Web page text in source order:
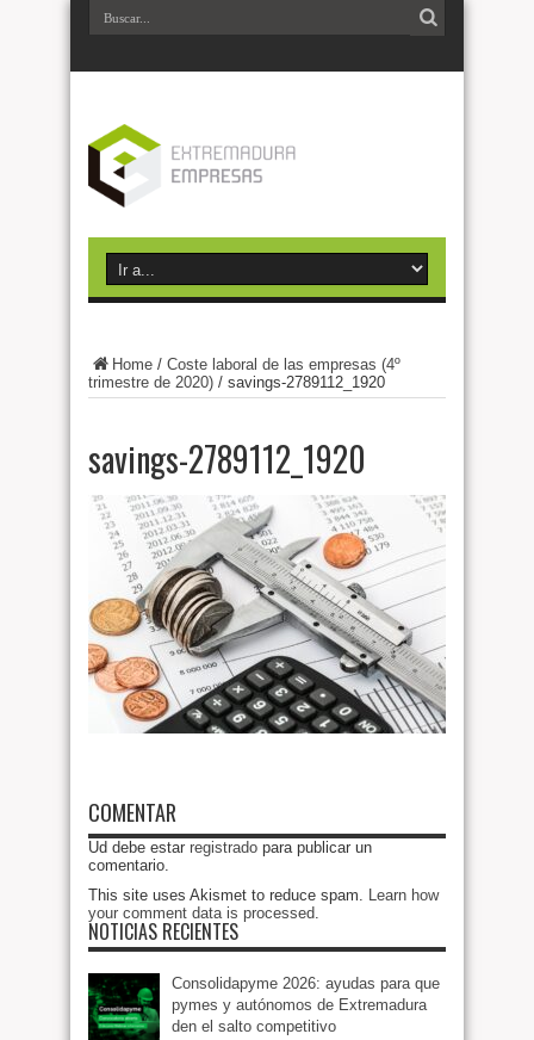
Home / Coste laboral de las empresas (4º
trimestre de 2020) / savings-2789112_1920
savings-2789112_1920
COMENTAR
Ud debe estar registrado para publicar un
comentario.
This site uses Akismet to reduce spam. Learn how
your comment data is processed.
NOTICIAS RECIENTES
Consolidapyme 2026: ayudas para que
pymes y autónomos de Extremadura
den el salto competitivo